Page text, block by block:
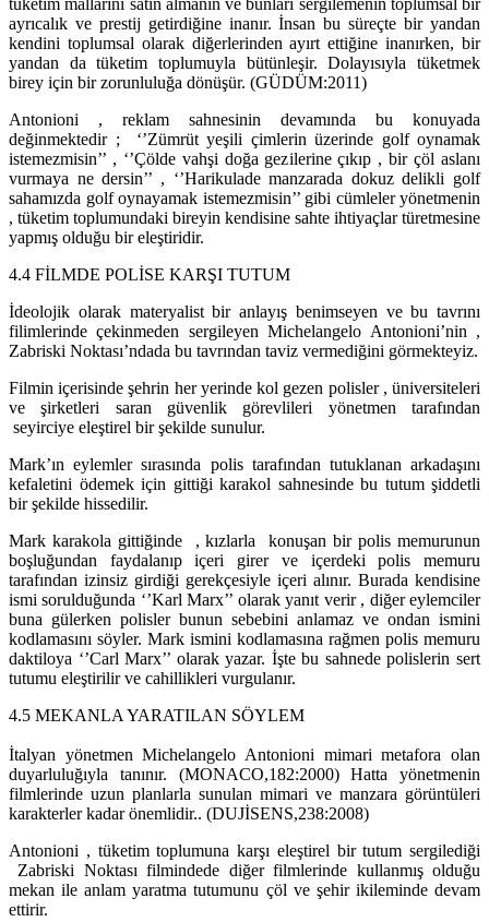
tüketim mallarını satın almanın ve bunları sergilemenin toplumsal bir
ayrıcalık ve prestij getirdiğine inanır. İnsan bu süreçte bir yandan
kendini toplumsal olarak diğerlerinden ayırt ettiğine inanırken, bir
yandan da tüketim toplumuyla bütünleşir. Dolayısıyla tüketmek
birey için bir zorunluluğa dönüşür. (GÜDÜM:2011)
Antonioni , reklam sahnesinin devamında bu konuyada
değinmektedir ; ‘’Zümrüt yeşili çimlerin üzerinde golf oynamak
istemezmisin’’ , ‘’Çölde vahşi doğa gezilerine çıkıp , bir çöl aslanı
vurmaya ne dersin’’ , ‘’Harikulade manzarada dokuz delikli golf
sahamızda golf oynayamak istemezmisin’’ gibi cümleler yönetmenin
, tüketim toplumundaki bireyin kendisine sahte ihtiyaçlar türetmesine
yapmış olduğu bir eleştiridir.
4.4 FİLMDE POLİSE KARŞI TUTUM
İdeolojik olarak materyalist bir anlayış benimseyen ve bu tavrını
filimlerinde çekinmeden sergileyen Michelangelo Antonioni’nin ,
Zabriski Noktası’ndada bu tavrından taviz vermediğini görmekteyiz.
Filmin içerisinde şehrin her yerinde kol gezen polisler , üniversiteleri
ve şirketleri saran güvenlik görevlileri yönetmen tarafından
seyirciye eleştirel bir şekilde sunulur.
Mark’ın eylemler sırasında polis tarafından tutuklanan arkadaşını
kefaletini ödemek için gittiği karakol sahnesinde bu tutum şiddetli
bir şekilde hissedilir.
Mark karakola gittiğinde , kızlarla konuşan bir polis memurunun
boşluğundan faydalanıp içeri girer ve içerdeki polis memuru
tarafından izinsiz girdiği gerekçesiyle içeri alınır. Burada kendisine
ismi sorulduğunda ‘’Karl Marx’’ olarak yanıt verir , diğer eylemciler
buna gülerken polisler bunun sebebini anlamaz ve ondan ismini
kodlamasını söyler. Mark ismini kodlamasına rağmen polis memuru
daktiloya ‘’Carl Marx’’ olarak yazar. İşte bu sahnede polislerin sert
tutumu eleştirilir ve cahillikleri vurgulanır.
4.5 MEKANLA YARATILAN SÖYLEM
İtalyan yönetmen Michelangelo Antonioni mimari metafora olan
duyarluluğıyla tanınır. (MONACO,182:2000) Hatta yönetmenin
filmlerinde uzun planlarla sunulan mimari ve manzara görüntüleri
karakterler kadar önemlidir.. (DUJİSENS,238:2008)
Antonioni , tüketim toplumuna karşı eleştirel bir tutum sergilediği
Zabriski Noktası filmindede diğer filmlerinde kullanmış olduğu
mekan ile anlam yaratma tutumunu çöl ve şehir ikileminde devam
ettirir.